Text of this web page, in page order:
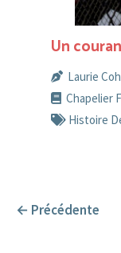
Un
Laurie
Chapelier
Histoire
← Précédente